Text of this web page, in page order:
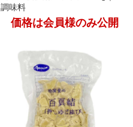
調味料
価格は会員様のみ公開